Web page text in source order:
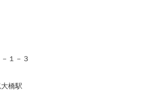
１－３
橋駅